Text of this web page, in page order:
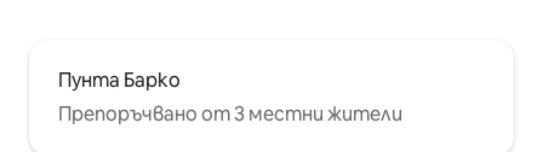
Пунта Барко
Препоръчвано от 3 местни жители